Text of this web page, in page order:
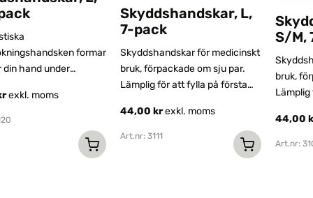
formar
din hand under
exkl. moms
Skyddshandskar, L,
7-pack
Skyddshandskar för medicinskt
bruk, förpackade om sju par.
Lämplig för att fylla på första
akutväskor. Storlek large.
44,00 krexkl. moms
Art.nr: 3111
S/M,
bruk,
small/
44,00
Art.nr: